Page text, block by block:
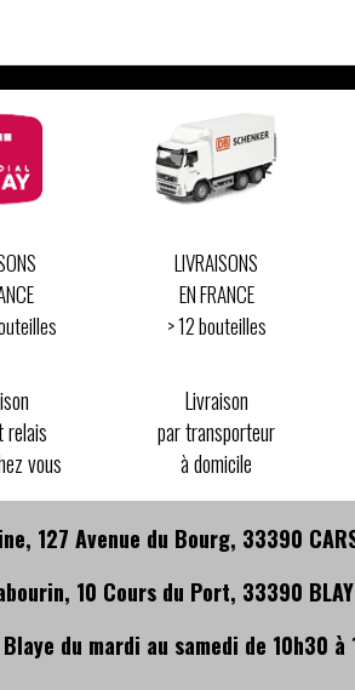
relais
vous
LIVRAISONS
EN FRANCE
> 12 bouteilles
Livraison
par transporteur
à domicile
127 Avenue du Bourg, 33390
10 Cours du Port, 33390
du mardi au samedi de 10h30